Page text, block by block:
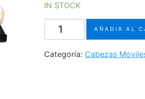
original
era:
IN STOCK
New
Cabeza
LED
AÑADIR AL
Categoría: Cabezas